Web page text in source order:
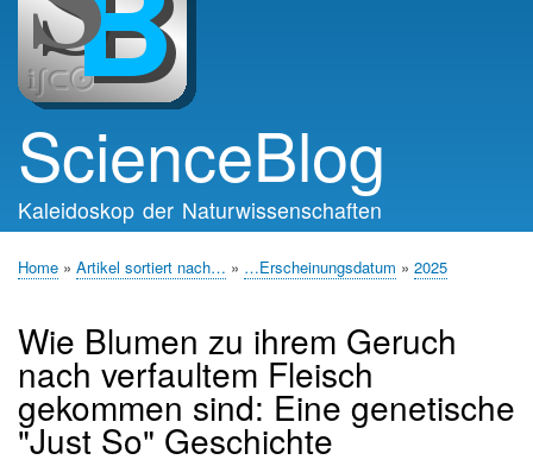
ScienceBlog
Kaleidoskop der Naturwissenschaften
Home Artikel sortiert nach… …Erscheinungsdatum 2025
Wie Blumen zu ihrem Geruch
nach verfaultem Fleisch
gekommen sind: Eine genetische
"Just So" Geschichte